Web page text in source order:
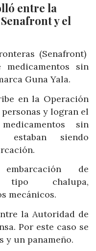
entre la
y el
(Senafront)
sin
Guna Yala.
en la Operación
y logran el
sin
siendo
de
tipo chalupa,
mecánicos.
la Autoridad de
Por este caso se
y un panameño.